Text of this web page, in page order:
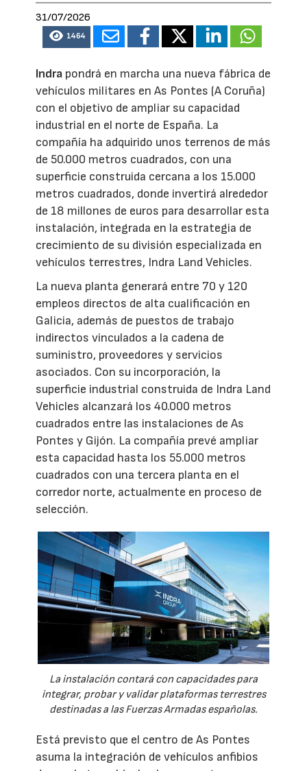
31/07/2026
1464
Indra pondrá en marcha una nueva fábrica de
vehículos militares en As Pontes (A Coruña)
con el objetivo de ampliar su capacidad
industrial en el norte de España. La
compañía ha adquirido unos terrenos de más
de 50.000 metros cuadrados, con una
superficie construida cercana a los 15.000
metros cuadrados, donde invertirá alrededor
de 18 millones de euros para desarrollar esta
instalación, integrada en la estrategia de
crecimiento de su división especializada en
vehículos terrestres, Indra Land Vehicles.
La nueva planta generará entre 70 y 120
empleos directos de alta cualificación en
Galicia, además de puestos de trabajo
indirectos vinculados a la cadena de
suministro, proveedores y servicios
asociados. Con su incorporación, la
superficie industrial construida de Indra Land
Vehicles alcanzará los 40.000 metros
cuadrados entre las instalaciones de As
Pontes y Gijón. La compañía prevé ampliar
esta capacidad hasta los 55.000 metros
cuadrados con una tercera planta en el
corredor norte, actualmente en proceso de
selección.
La instalación contará con capacidades para
integrar, probar y validar plataformas terrestres
destinadas a las Fuerzas Armadas españolas.
Está previsto que el centro de As Pontes
asuma la integración de vehículos anfibios